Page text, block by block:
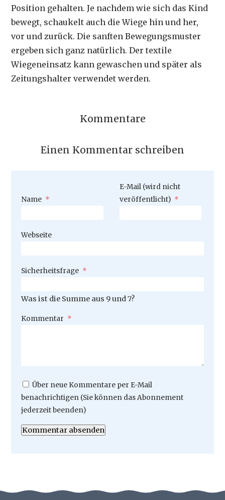
Position gehalten. Je nachdem wie sich das Kind
bewegt, schaukelt auch die Wiege hin und her,
vor und zurück. Die sanften Bewegungsmuster
ergeben sich ganz natürlich. Der textile
Wiegeneinsatz kann gewaschen und später als
Zeitungshalter verwendet werden.
Kommentare
Einen Kommentar schreiben
Pflichtfeld
Name *
Pflichtfeld
E-Mail (wird nicht
veröffentlicht) *
Webseite
Pflichtfeld
Sicherheitsfrage *
Was ist die Summe aus 9 und 7?
Pflichtfeld
Kommentar *
Über neue Kommentare per E-Mail
benachrichtigen (Sie können das Abonnement
jederzeit beenden)
Kommentar absenden